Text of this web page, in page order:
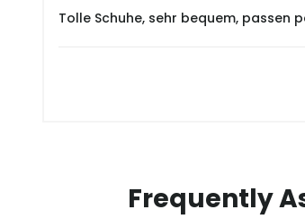
Tolle Schuhe, sehr bequem, passen
Frequently